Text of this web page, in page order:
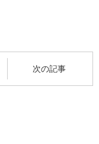
次の記事